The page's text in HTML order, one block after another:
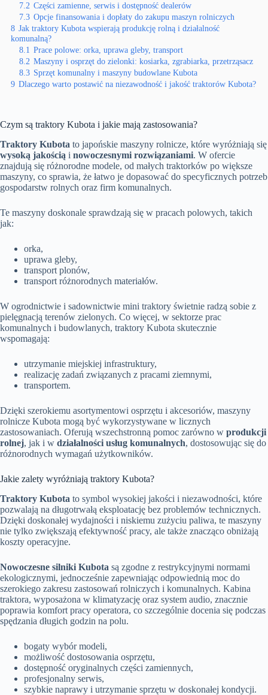
7.2 Części zamienne, serwis i dostępność dealerów
7.3 Opcje finansowania i dopłaty do zakupu maszyn rolniczych
8 Jak traktory Kubota wspierają produkcję rolną i działalność
komunalną?
8.1 Prace polowe: orka, uprawa gleby, transport
8.2 Maszyny i osprzęt do zielonki: kosiarka, zgrabiarka, przetrząsacz
8.3 Sprzęt komunalny i maszyny budowlane Kubota
9 Dlaczego warto postawić na niezawodność i jakość traktorów Kubota?
Czym są traktory Kubota i jakie mają zastosowania?
Traktory Kubota to japońskie maszyny rolnicze, które wyróżniają się
wysoką jakością i nowoczesnymi rozwiązaniami. W ofercie
znajdują się różnorodne modele, od małych traktorków po większe
maszyny, co sprawia, że łatwo je dopasować do specyficznych potrzeb
gospodarstw rolnych oraz firm komunalnych.
Te maszyny doskonale sprawdzają się w pracach polowych, takich
jak:
orka,
uprawa gleby,
transport plonów,
transport różnorodnych materiałów.
W ogrodnictwie i sadownictwie mini traktory świetnie radzą sobie z
pielęgnacją terenów zielonych. Co więcej, w sektorze prac
komunalnych i budowlanych, traktory Kubota skutecznie
wspomagają:
utrzymanie miejskiej infrastruktury,
realizację zadań związanych z pracami ziemnymi,
transportem.
Dzięki szerokiemu asortymentowi osprzętu i akcesoriów, maszyny
rolnicze Kubota mogą być wykorzystywane w licznych
zastosowaniach. Oferują wszechstronną pomoc zarówno w produkcji
rolnej, jak i w działalności usług komunalnych, dostosowując się do
różnorodnych wymagań użytkowników.
Jakie zalety wyróżniają traktory Kubota?
Traktory Kubota to symbol wysokiej jakości i niezawodności, które
pozwalają na długotrwałą eksploatację bez problemów technicznych.
Dzięki doskonałej wydajności i niskiemu zużyciu paliwa, te maszyny
nie tylko zwiększają efektywność pracy, ale także znacząco obniżają
koszty operacyjne.
Nowoczesne silniki Kubota są zgodne z restrykcyjnymi normami
ekologicznymi, jednocześnie zapewniając odpowiednią moc do
szerokiego zakresu zastosowań rolniczych i komunalnych. Kabina
traktora, wyposażona w klimatyzację oraz system audio, znacznie
poprawia komfort pracy operatora, co szczególnie docenia się podczas
spędzania długich godzin na polu.
bogaty wybór modeli,
możliwość dostosowania osprzętu,
dostępność oryginalnych części zamiennych,
profesjonalny serwis,
szybkie naprawy i utrzymanie sprzętu w doskonałej kondycji.